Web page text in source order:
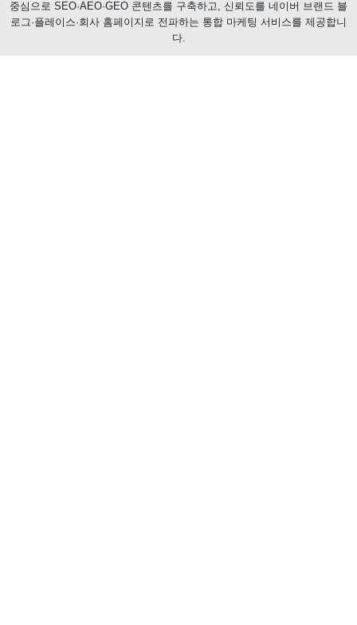
중심으로 SEO·AEO·GEO 콘텐츠를 구축하고, 신뢰도를 네이버 브랜드 블
로그·플레이스·회사 홈페이지로 전파하는 통합 마케팅 서비스를 제공합니
다.